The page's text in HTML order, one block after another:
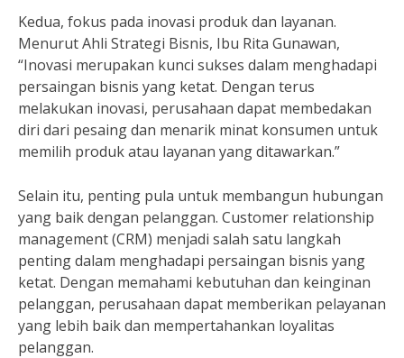
Kedua, fokus pada inovasi produk dan layanan.
Menurut Ahli Strategi Bisnis, Ibu Rita Gunawan,
“Inovasi merupakan kunci sukses dalam menghadapi
persaingan bisnis yang ketat. Dengan terus
melakukan inovasi, perusahaan dapat membedakan
diri dari pesaing dan menarik minat konsumen untuk
memilih produk atau layanan yang ditawarkan.”
Selain itu, penting pula untuk membangun hubungan
yang baik dengan pelanggan. Customer relationship
management (CRM) menjadi salah satu langkah
penting dalam menghadapi persaingan bisnis yang
ketat. Dengan memahami kebutuhan dan keinginan
pelanggan, perusahaan dapat memberikan pelayanan
yang lebih baik dan mempertahankan loyalitas
pelanggan.